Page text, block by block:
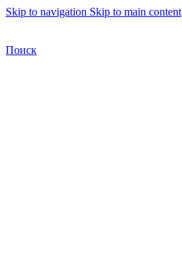
Skip to navigation Skip to main content
Поиск